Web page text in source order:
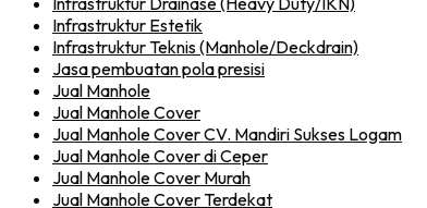
Infrastruktur Estetik
Infrastruktur Teknis (Manhole/Deckdrain)
Jasa pembuatan pola presisi
Jual Manhole
Jual Manhole Cover
Jual Manhole Cover CV. Mandiri Sukses Logam
Jual Manhole Cover di Ceper
Jual Manhole Cover Murah
Jual Manhole Cover Terdekat